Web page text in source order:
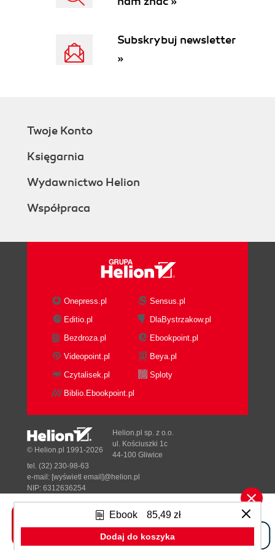
Generating object members
Using code editing helpers
File template
Refactor this
Summary
3. Finding What You Need Quickly
Going to a proper file
Bookmarks
The last edited location
Go to Everything
Go to Declaration
Code usage
The Navigate to feature
Displaying code structure
File members
The File Structure window
Navigating to the library code
Summary
4. Making Your Code Better
Code quality analysis
Ebook 85,49 zł
Dodaj do koszyka
Subskrybuj newsletter
»
Twoje Konto
Księgarnia
Wydawnictwo Helion
Współpraca
Onepress.pl
Sensus.pl
Editio.pl
DlaBystrzakow.pl
Bezdroza.pl
Ebookpoint.pl
Videopoint.pl
Beya.pl
Czytalisek.pl
Sploty
Biblio.Ebookpoint.pl
Tonik.pl
© Helion.pl 1991-2026
Helion.pl sp. z o.o.
ul. Kościuszki 1c
44-100 Gliwice
tel. (32) 230-98-63
e-mail: [wyświetl email]@helion.pl
NIP: 6312636254